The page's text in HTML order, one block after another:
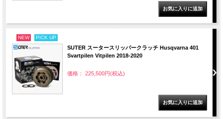
NEW PICK UP
SUTER スータースリッパークラッチ Husqvarna 401
Svartpilen Vitpilen 2018-2020
価格： 225,500円(税込)